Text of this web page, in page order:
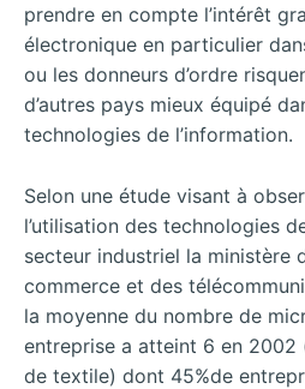
prendre en compte l’intérêt
électronique en particulier
ou les donneurs d’ordre
d’autres pays mieux équipé
technologies de l’information.
Selon une étude visant à
l’utilisation des technologies
secteur industriel la ministère
commerce et des
la moyenne du nombre de
entreprise a atteint 6 en 2002
de textile) dont 45%de